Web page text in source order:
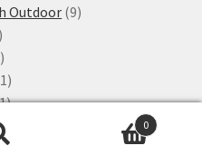
produktů
Outdoor 99
15
5
produktů
1 1
produkt
11
0